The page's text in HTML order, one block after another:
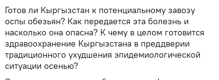
Готов ли Кыргызстан к потенциальному завозу
оспы обезьян? Как передается эта болезнь и
насколько она опасна? К чему в целом готовится
здравоохранение Кыргызстана в преддверии
традиционного ухудшения эпидемиологической
ситуации осенью?